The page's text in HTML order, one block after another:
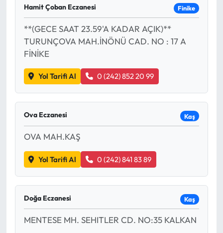
Hamit Çoban Eczanesi Finike
**(GECE SAAT 23.59'A KADAR AÇIK)**
TURUNÇOVA MAH.İNÖNÜ CAD. NO : 17 A
FİNİKE
Yol Tarifi Al 0 (242) 852 20 99
Ova Eczanesi Kaş
OVA MAH.KAŞ
Yol Tarifi Al 0 (242) 841 83 89
Doğa Eczanesi Kaş
MENTESE MH. SEHITLER CD. NO:35 KALKAN